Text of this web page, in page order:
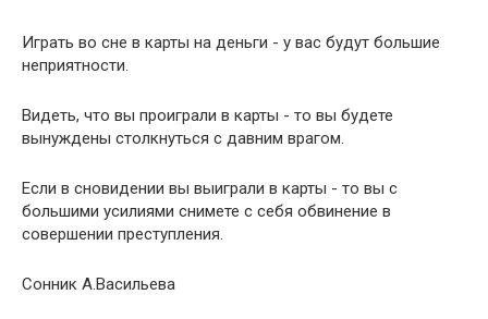
Играть во сне в карты на деньги - у вас будут большие
неприятности.
Видеть, что вы проиграли в карты - то вы будете
вынуждены столкнуться с давним врагом.
Если в сновидении вы выиграли в карты - то вы с
большими усилиями снимете с себя обвинение в
совершении преступления.
Сонник А.Васильева